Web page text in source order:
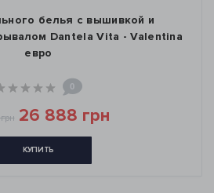
белья с вышивкой и
Dantela Vita - Valentina
евро
0
26 888 грн
КУПИТЬ